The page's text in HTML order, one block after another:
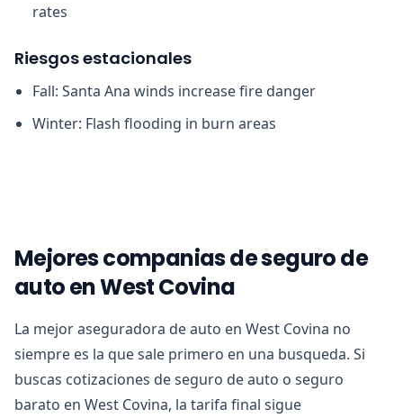
rates
Riesgos estacionales
Fall: Santa Ana winds increase fire danger
Winter: Flash flooding in burn areas
Mejores companias de seguro de
auto en West Covina
La mejor aseguradora de auto en West Covina no
siempre es la que sale primero en una busqueda. Si
buscas cotizaciones de seguro de auto o seguro
barato en West Covina, la tarifa final sigue